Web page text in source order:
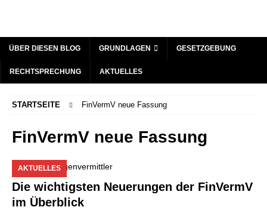
ÜBER DIESEN BLOG GRUNDLAGEN GESETZGEBUNG
RECHTSPRECHUNG AKTUELLES
STARTSEITE FinVermV neue Fassung
FinVermV neue Fassung
AKTUELLES
Die wichtigsten Neuerungen der FinVermV
im Überblick